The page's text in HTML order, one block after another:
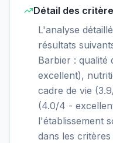
Détail des
L'analyse
résultats
Barbier : qualité
excellent),
cadre de vie
(4.0/4 -
l'établissement
dans les